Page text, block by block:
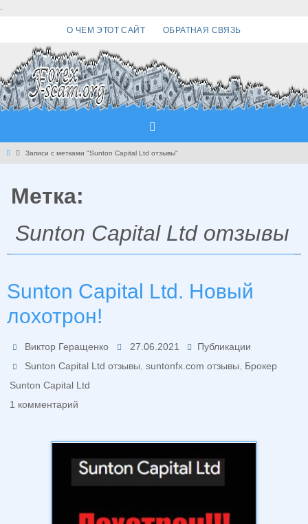
.
О ЧЕМ ЭТОТ САЙТ ОБРАТНАЯ СВЯЗЬ
Главная
Записи с метками "Sunton Capital Ltd отзывы"
Метка:
Sunton Capital Ltd отзывы
Sunton Capital Ltd. Новый
лохотрон!
Виктор Геращенко 27.06.2021
Публикации
Sunton Capital Ltd отзывы,suntonfx.com отзывы, Брокер
Sunton Capital Ltd
1 комментарий